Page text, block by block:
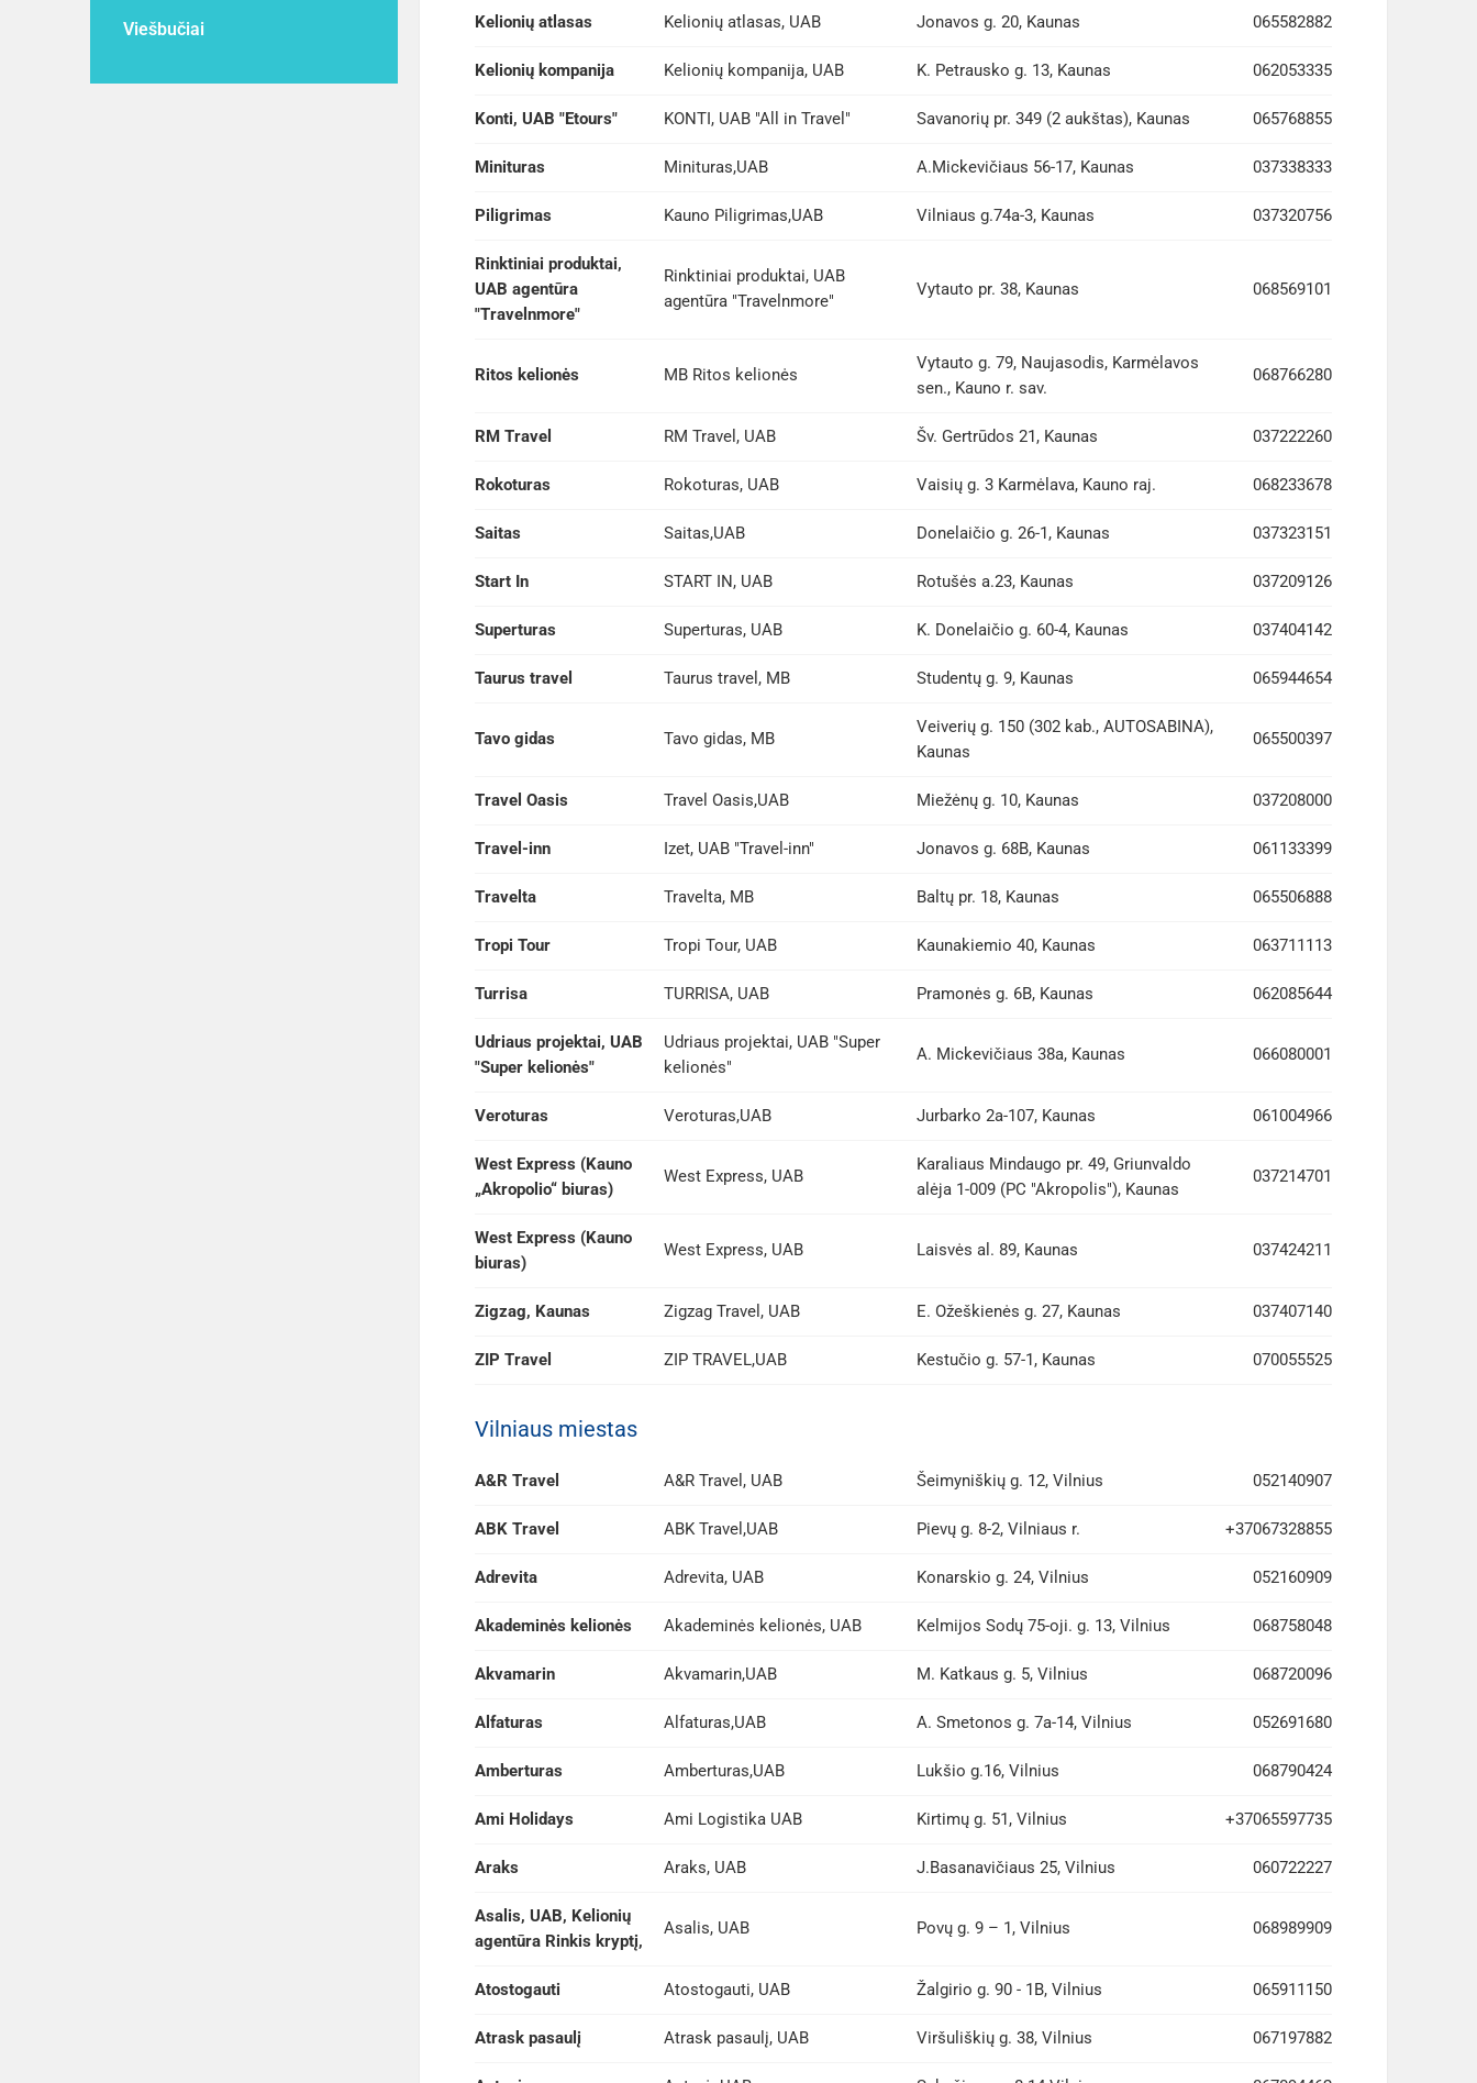
Viešbučiai
Kelionių atlasas Kelionių atlasas, UAB Jonavos g. 20, Kaunas 065582882
Kelionių kompanija Kelionių kompanija, UAB K. Petrausko g. 13, Kaunas 062053335
Konti, UAB "Etours" KONTI, UAB "All in Travel" Savanorių pr. 349 (2 aukštas), Kaunas 065768855
Minituras Minituras,UAB A.Mickevičiaus 56-17, Kaunas 037338333
Piligrimas Kauno Piligrimas,UAB Vilniaus g.74a-3, Kaunas 037320756
Rinktiniai produktai,
UAB agentūra
"Travelnmore"
Rinktiniai produktai, UAB
agentūra "Travelnmore"
Vytauto pr. 38, Kaunas 068569101
Ritos kelionės MB Ritos kelionės
Vytauto g. 79, Naujasodis, Karmėlavos
sen., Kauno r. sav.
068766280
RM Travel RM Travel, UAB Šv. Gertrūdos 21, Kaunas 037222260
Rokoturas Rokoturas, UAB Vaisių g. 3 Karmėlava, Kauno raj. 068233678
Saitas Saitas,UAB Donelaičio g. 26-1, Kaunas 037323151
Start In START IN, UAB Rotušės a.23, Kaunas 037209126
Superturas Superturas, UAB K. Donelaičio g. 60-4, Kaunas 037404142
Taurus travel Taurus travel, MB Studentų g. 9, Kaunas 065944654
Tavo gidas Tavo gidas, MB
Veiverių g. 150 (302 kab., AUTOSABINA),
Kaunas
065500397
Travel Oasis Travel Oasis,UAB Miežėnų g. 10, Kaunas 037208000
Travel-inn Izet, UAB "Travel-inn" Jonavos g. 68B, Kaunas 061133399
Travelta Travelta, MB Baltų pr. 18, Kaunas 065506888
Tropi Tour Tropi Tour, UAB Kaunakiemio 40, Kaunas 063711113
Turrisa TURRISA, UAB Pramonės g. 6B, Kaunas 062085644
Udriaus projektai, UAB
"Super kelionės"
Udriaus projektai, UAB "Super
kelionės"
A. Mickevičiaus 38a, Kaunas 066080001
Veroturas Veroturas,UAB Jurbarko 2a-107, Kaunas 061004966
West Express (Kauno
„Akropolio“ biuras)
West Express, UAB
Karaliaus Mindaugo pr. 49, Griunvaldo
alėja 1-009 (PC "Akropolis"), Kaunas
037214701
West Express (Kauno
biuras)
West Express, UAB Laisvės al. 89, Kaunas 037424211
Zigzag, Kaunas Zigzag Travel, UAB E. Ožeškienės g. 27, Kaunas 037407140
ZIP Travel ZIP TRAVEL,UAB Kestučio g. 57-1, Kaunas 070055525
Vilniaus miestas
A&R Travel A&R Travel, UAB Šeimyniškių g. 12, Vilnius 052140907
ABK Travel ABK Travel,UAB Pievų g. 8-2, Vilniaus r. +37067328855
Adrevita Adrevita, UAB Konarskio g. 24, Vilnius 052160909
Akademinės kelionės Akademinės kelionės, UAB Kelmijos Sodų 75-oji. g. 13, Vilnius 068758048
Akvamarin Akvamarin,UAB M. Katkaus g. 5, Vilnius 068720096
Alfaturas Alfaturas,UAB A. Smetonos g. 7a-14, Vilnius 052691680
Amberturas Amberturas,UAB Lukšio g.16, Vilnius 068790424
Ami Holidays Ami Logistika UAB Kirtimų g. 51, Vilnius +37065597735
Araks Araks, UAB J.Basanavičiaus 25, Vilnius 060722227
Asalis, UAB, Kelionių
agentūra Rinkis kryptį,
Asalis, UAB Povų g. 9 – 1, Vilnius 068989909
Atostogauti Atostogauti, UAB Žalgirio g. 90 - 1B, Vilnius 065911150
Atrask pasaulį Atrask pasaulį, UAB Viršuliškių g. 38, Vilnius 067197882